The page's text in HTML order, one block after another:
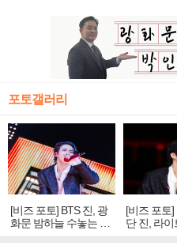
포토갤러리
[비즈 포토] BTS 진, 광
화문 밤하늘 수놓는 '비
주얼 킹'의 열창
[비즈 포토
단 진, 라이
빛나는 독